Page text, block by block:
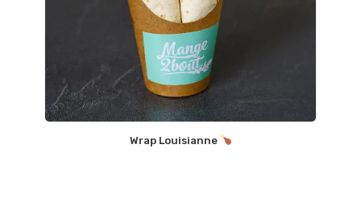
Wrap Louisianne